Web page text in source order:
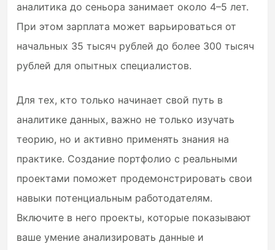
аналитика до сеньора занимает около 4–5 лет.
При этом зарплата может варьироваться от
начальных 35 тысяч рублей до более 300 тысяч
рублей для опытных специалистов.
Для тех, кто только начинает свой путь в
аналитике данных, важно не только изучать
теорию, но и активно применять знания на
практике. Создание портфолио с реальными
проектами поможет продемонстрировать свои
навыки потенциальным работодателям.
Включите в него проекты, которые показывают
ваше умение анализировать данные и